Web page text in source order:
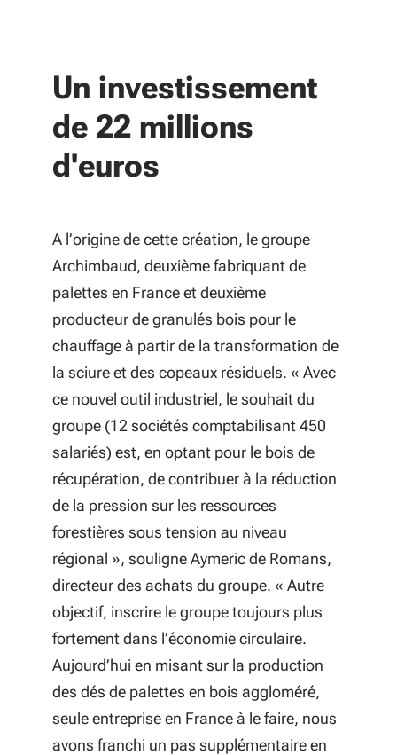
Un investissement
de 22 millions
d'euros
A l’origine de cette création, le groupe
Archimbaud, deuxième fabriquant de
palettes en France et deuxième
producteur de granulés bois pour le
chauffage à partir de la transformation de
la sciure et des copeaux résiduels. « Avec
ce nouvel outil industriel, le souhait du
groupe (12 sociétés comptabilisant 450
salariés) est, en optant pour le bois de
récupération, de contribuer à la réduction
de la pression sur les ressources
forestières sous tension au niveau
régional », souligne Aymeric de Romans,
directeur des achats du groupe. « Autre
objectif, inscrire le groupe toujours plus
fortement dans l’économie circulaire.
Aujourd’hui en misant sur la production
des dés de palettes en bois aggloméré,
seule entreprise en France à le faire, nous
avons franchi un pas supplémentaire en